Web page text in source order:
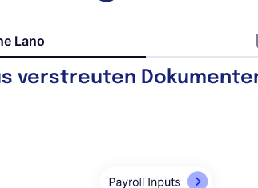
Lano
verstreuten